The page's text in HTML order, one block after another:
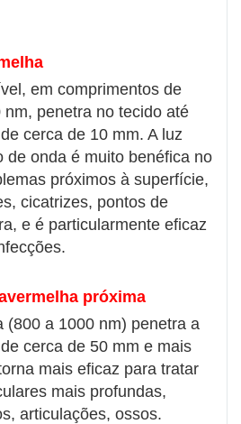
em comprimentos de
penetra no tecido até
cerca de 10 mm. A luz
de onda é muito benéfica no
próximos à superfície,
cicatrizes, pontos de
e é particularmente eficaz
próxima
(800 a 1000 nm) penetra a
cerca de 50 mm e mais
mais eficaz para tratar
mais profundas,
articulações, ossos.